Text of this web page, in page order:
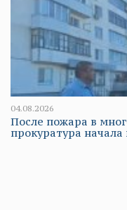
04.08.2026
После пожара в
прокуратура начала